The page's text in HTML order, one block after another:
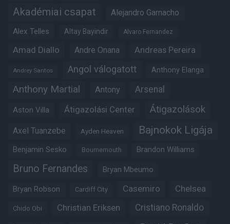
Akadémiai csapat Alejandro Garnacho
Alex Telles Altay Bayindir Alvaro Fernandez
Amad Diallo Andre Onana Andreas Pereira
Andrey Santos Angol válogatott Anthony Elanga
Anthony Martial Antony Arsenal
Aston Villa Átigazolási Center Átigazolások
Axel Tuanzebe Ayden Heaven Bajnokok Ligája
Benjamin Sesko Bournemouth Brandon Williams
Bruno Fernandes Bryan Mbeumo
Bryan Robson Cardiff City Casemiro Chelsea
Chido Obi Christian Eriksen Cristiano Ronaldo